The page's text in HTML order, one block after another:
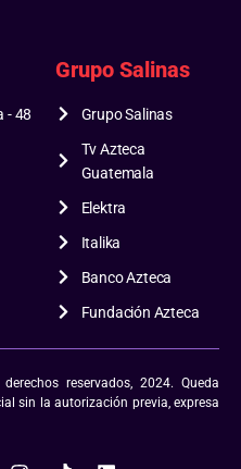
- 48
Grupo Salinas
Grupo Salinas
Tv Azteca
Guatemala
Elektra
Italika
Banco Azteca
Fundación Azteca
reservados, 2024. Queda
sin la autorización previa, expresa